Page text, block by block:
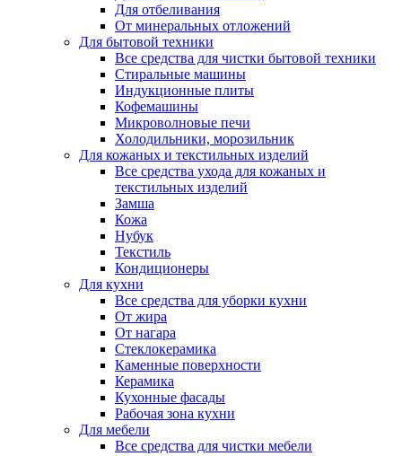
Для отбеливания
От минеральных отложений
Для бытовой техники
Все средства для чистки бытовой техники
Стиральные машины
Индукционные плиты
Кофемашины
Микроволновые печи
Холодильники, морозильник
Для кожаных и текстильных изделий
Все средства ухода для кожаных и
текстильных изделий
Замша
Кожа
Нубук
Текстиль
Кондиционеры
Для кухни
Все средства для уборки кухни
От жира
От нагара
Стеклокерамика
Каменные поверхности
Керамика
Кухонные фасады
Рабочая зона кухни
Для мебели
Все средства для чистки мебели